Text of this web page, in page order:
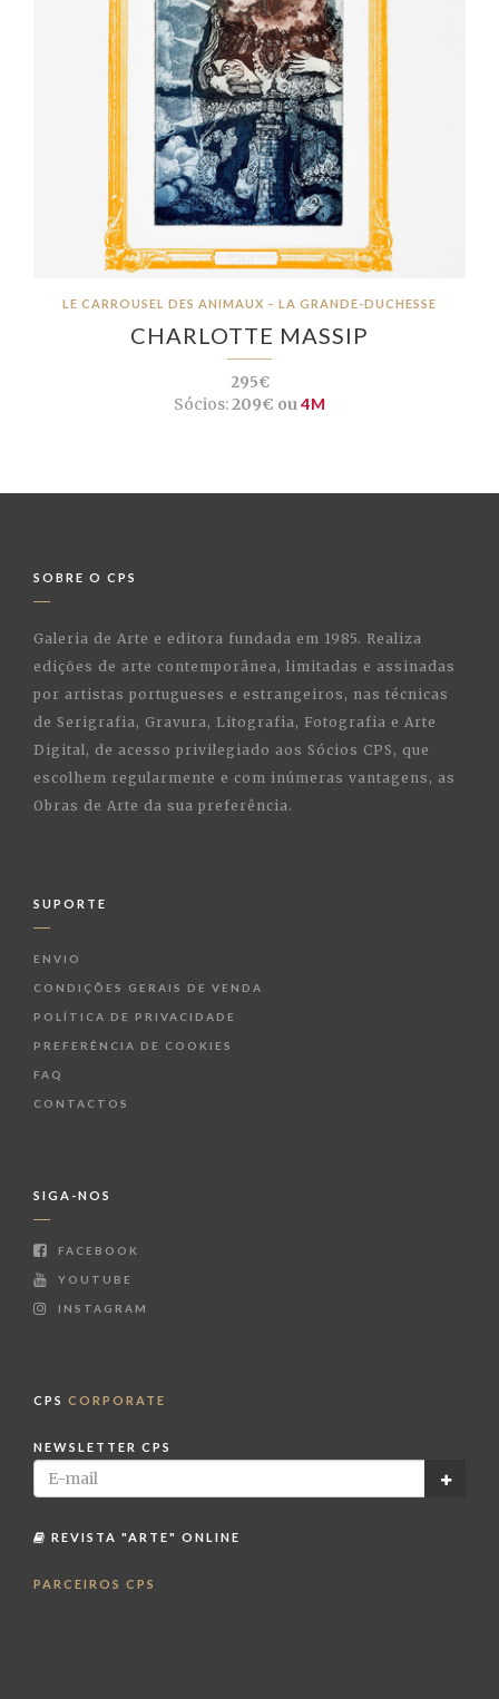
LE CARROUSEL DES ANIMAUX – LA GRANDE-DUCHESSE
CHARLOTTE MASSIP
295€
Sócios:209€ ou4M
SOBRE O CPS
Galeria de Arte e editora fundada em 1985. Realiza
edições de arte contemporânea, limitadas e assinadas
por artistas portugueses e estrangeiros, nas técnicas
de Serigrafia, Gravura, Litografia, Fotografia e Arte
Digital, de acesso privilegiado aos Sócios CPS, que
escolhem regularmente e com inúmeras vantagens, as
Obras de Arte da sua preferência.
SUPORTE
ENVIO
CONDIÇÕES GERAIS DE VENDA
POLÍTICA DE PRIVACIDADE
PREFERÊNCIA DE COOKIES
FAQ
CONTACTOS
SIGA-NOS
FACEBOOK
YOUTUBE
INSTAGRAM
CPS CORPORATE
NEWSLETTER CPS
REVISTA "ARTE" ONLINE
PARCEIROS CPS